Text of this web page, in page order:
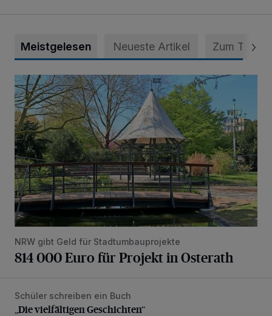
Meistgelesen Neueste Artikel Zum Thema
814 000 Euro für Projekt in Osterath
NRW gibt Geld für Stadtumbauprojekte
814 000 Euro für Projekt in Osterath
„Die vielfältigen Geschichten“
Schüler schreiben ein Buch
„Die vielfältigen Geschichten“